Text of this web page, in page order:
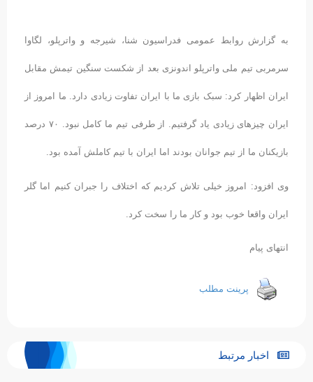
به گزارش روابط عمومی فدراسیون شنا، شیرجه و واترپلو، لگاوا
سرمربی تیم ملی واترپلو اندونزی بعد از شکست سنگین تیمش مقابل
ایران اظهار کرد: سبک بازی ما با ایران تفاوت زیادی دارد. ما امروز از
ایران چیزهای زیادی یاد گرفتیم. از طرفی تیم ما کامل نبود. ۷۰ درصد
بازیکنان ما از تیم جوانان بودند اما ایران با تیم کاملش آمده بود.
وی افزود: امروز خیلی تلاش کردیم که اختلاف را جبران کنیم اما گلر
ایران واقعا خوب بود و کار ما را سخت کرد.
انتهای پیام
پرینت مطلب
اخبار مرتبط